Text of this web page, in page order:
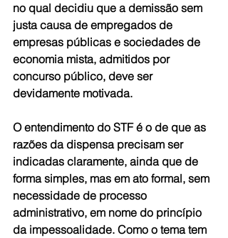
no qual decidiu que a demissão sem
justa causa de empregados de
empresas públicas e sociedades de
economia mista, admitidos por
concurso público, deve ser
devidamente motivada.
O entendimento do STF é o de que as
razões da dispensa precisam ser
indicadas claramente, ainda que de
forma simples, mas em ato formal, sem
necessidade de processo
administrativo, em nome do princípio
da impessoalidade. Como o tema tem